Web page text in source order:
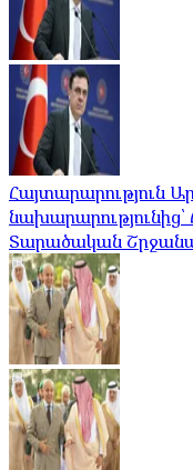
Հայտարարություն
Տարածական